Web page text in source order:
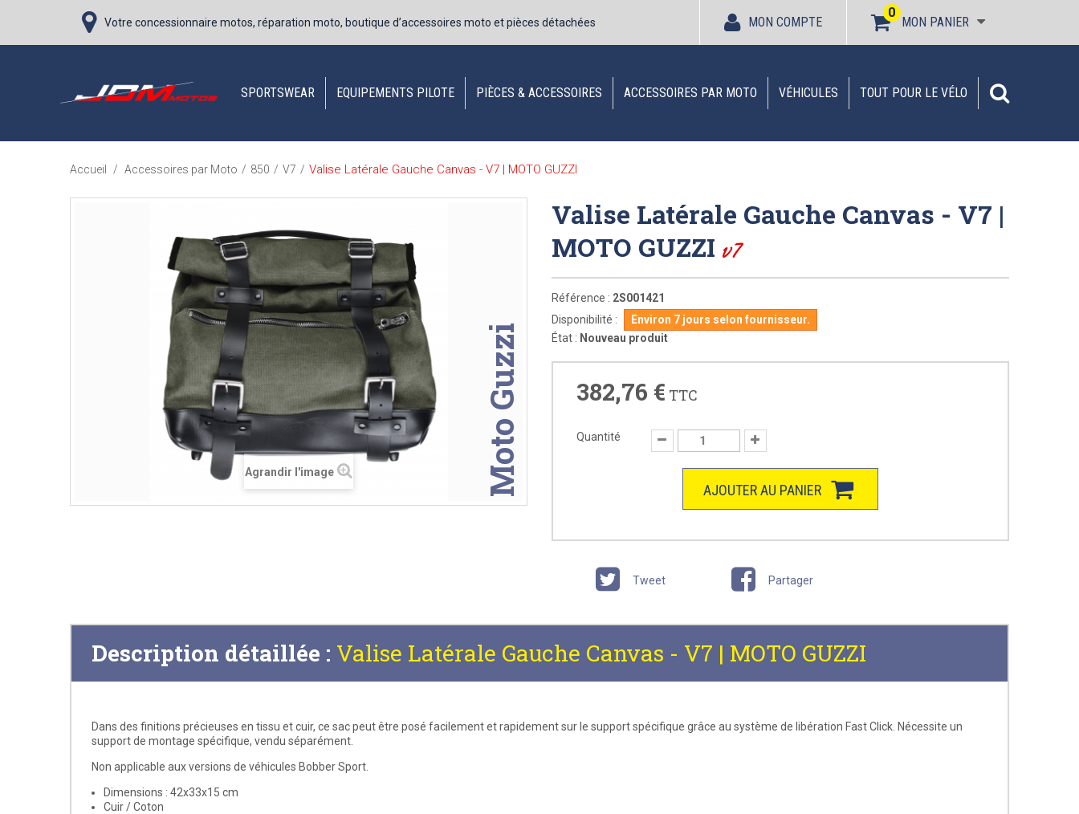
Votre concessionnaire motos, réparation moto, boutique d’accessoires moto et pièces détachées MON PANIER
0
MON COMPTE
SPORTSWEAR EQUIPEMENTS PILOTE PIÈCES & ACCESSOIRES ACCESSOIRES PAR MOTO VÉHICULES TOUT POUR LE VÉLO
Accueil / Accessoires par Moto / 850 / V7 / Valise Latérale Gauche Canvas - V7 | MOTO GUZZI
Agrandir l'image Moto Guzzi
Valise Latérale Gauche Canvas - V7 |
MOTO GUZZI v7
Référence : 2S001421
Disponibilité :
Environ 7 jours selon fournisseur.
État : Nouveau produit
382,76 € TTC
Quantité
AJOUTER AU PANIER
Tweet Partager
Description détaillée : Valise Latérale Gauche Canvas - V7 | MOTO GUZZI
Dans des finitions précieuses en tissu et cuir, ce sac peut être posé facilement et rapidement sur le support spécifique grâce au système de libération Fast Click. Nécessite un
support de montage spécifique, vendu séparément.
Non applicable aux versions de véhicules Bobber Sport.
Dimensions : 42x33x15 cm
Cuir / Coton